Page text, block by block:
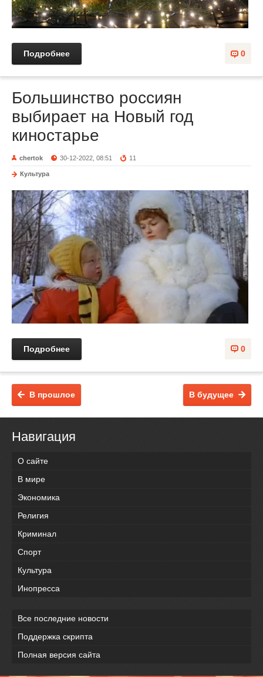
0
Подробнее
Большинство россиян
выбирает на Новый год
киностарье
chertok 30-12-2022, 08:51 11
Культура
0
Подробнее
В будущее
В прошлое
Навигация
О сайте
В мире
Экономика
Религия
Криминал
Спорт
Культура
Инопресса
Все последние новости
Поддержка скрипта
Полная версия сайта